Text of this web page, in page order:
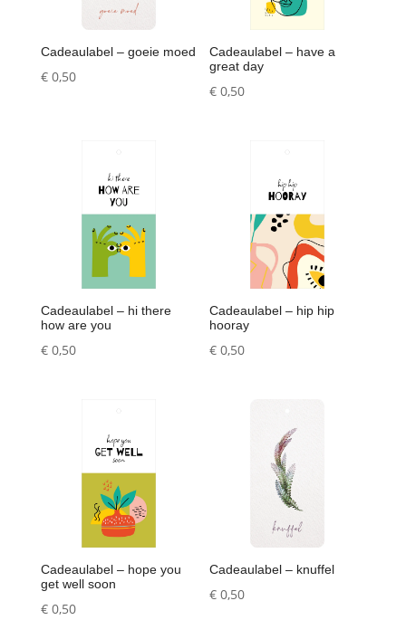
Cadeaulabel – goeie moed
€0,50
Cadeaulabel – have a
great day
€ 0,50
Cadeaulabel – hi there
how are you
€0,50
Cadeaulabel – hip hip
hooray
€ 0,50
Cadeaulabel – hope you
get well soon
€0,50
Cadeaulabel – knuffel
€ 0,50